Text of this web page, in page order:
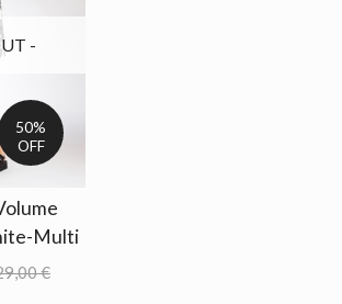
50%
OFF
-
Multi
€